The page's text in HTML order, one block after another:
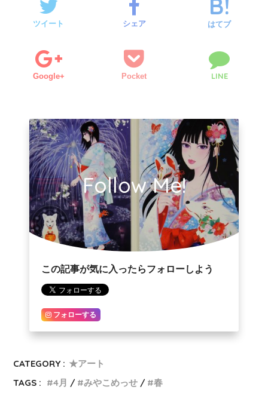
ツイート シェア はてブ
Google+ Pocket LINE
Follow Me!
この記事が気に入ったらフォローしよう
フォローする
CATEGORY : ★アート
TAGS :
4月 みやこめっせ 春